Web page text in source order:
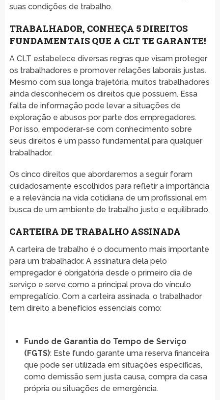
suas condições de trabalho.
TRABALHADOR, CONHEÇA 5 DIREITOS
FUNDAMENTAIS QUE A CLT TE GARANTE!
A CLT estabelece diversas regras que visam proteger
os trabalhadores e promover relações laborais justas.
Mesmo com sua longa trajetória, muitos trabalhadores
ainda desconhecem os direitos que possuem. Essa
falta de informação pode levar a situações de
exploração e abusos por parte dos empregadores.
Por isso, empoderar-se com conhecimento sobre
seus direitos é um passo fundamental para qualquer
trabalhador.
Os cinco direitos que abordaremos a seguir foram
cuidadosamente escolhidos para refletir a importância
e a relevância na vida cotidiana de um profissional em
busca de um ambiente de trabalho justo e equilibrado.
CARTEIRA DE TRABALHO ASSINADA
A carteira de trabalho é o documento mais importante
para um trabalhador. A assinatura dela pelo
empregador é obrigatória desde o primeiro dia de
serviço e serve como a principal prova do vínculo
empregatício. Com a carteira assinada, o trabalhador
tem direito a benefícios essenciais como:
Fundo de Garantia do Tempo de Serviço
(FGTS): Este fundo garante uma reserva financeira
que pode ser utilizada em situações específicas,
como demissão sem justa causa, compra da casa
própria ou situações de emergência.